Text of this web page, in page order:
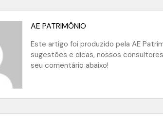
AE PATRIMÔNIO
Este artigo foi produzido pela AE
sugestões e dicas, nossos
seu comentário abaixo!